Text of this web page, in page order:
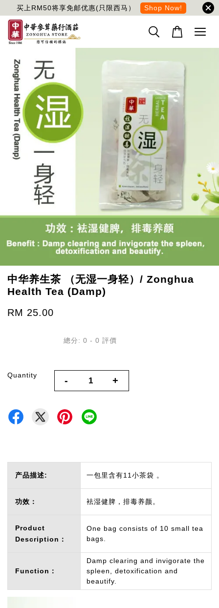
买上RM50将享免邮优惠(只限西马） Shop Now!
中华养生茶 （无湿一身轻）/ Zonghua
Health Tea (Damp)
RM 25.00
總分: 0 - 0 評價
Quantity - +
产品描述: 一包里含有11小茶袋 。
功效： 袪湿健脾，排毒养颜。
Product
Description：
One bag consists of 10 small tea
bags.
Function：
Damp clearing and invigorate the
spleen, detoxification and
beautify.